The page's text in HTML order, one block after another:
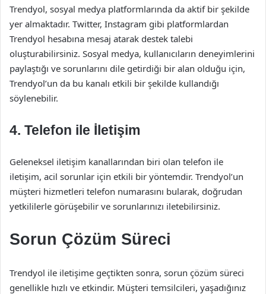
Trendyol, sosyal medya platformlarında da aktif bir şekilde
yer almaktadır. Twitter, Instagram gibi platformlardan
Trendyol hesabına mesaj atarak destek talebi
oluşturabilirsiniz. Sosyal medya, kullanıcıların deneyimlerini
paylaştığı ve sorunlarını dile getirdiği bir alan olduğu için,
Trendyol’un da bu kanalı etkili bir şekilde kullandığı
söylenebilir.
4. Telefon ile İletişim
Geleneksel iletişim kanallarından biri olan telefon ile
iletişim, acil sorunlar için etkili bir yöntemdir. Trendyol’un
müşteri hizmetleri telefon numarasını bularak, doğrudan
yetkililerle görüşebilir ve sorunlarınızı iletebilirsiniz.
Sorun Çözüm Süreci
Trendyol ile iletişime geçtikten sonra, sorun çözüm süreci
genellikle hızlı ve etkindir. Müşteri temsilcileri, yaşadığınız